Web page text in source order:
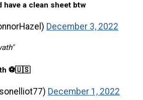
have a clean sheet btw
December 3, 2022
⚽️🇺🇸
December 1, 2022